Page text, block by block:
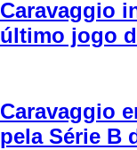
Caravaggio
último jogo
Caravaggio
pela Série B